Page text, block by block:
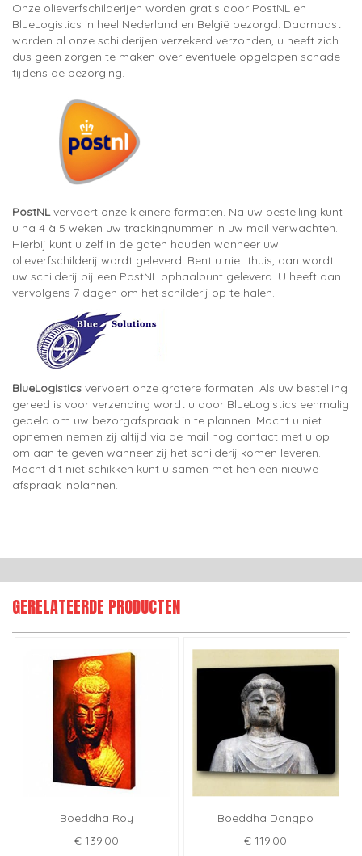
Onze olieverfschilderijen worden gratis door PostNL en
BlueLogistics in heel Nederland en België bezorgd. Daarnaast
worden al onze schilderijen verzekerd verzonden, u heeft zich
dus geen zorgen te maken over eventuele opgelopen schade
tijdens de bezorging.
PostNLvervoert onze kleinere formaten. Na uw bestelling kunt
u na 4 à 5 weken uw trackingnummer in uw mail verwachten.
Hierbij kunt u zelf in de gaten houden wanneer uw
olieverfschilderij wordt geleverd. Bent u niet thuis, dan wordt
uw schilderij bij een PostNL ophaalpunt geleverd. U heeft dan
vervolgens 7 dagen om het schilderij op te halen.
BlueLogistics vervoert onze grotere formaten. Als uw bestelling
gereed is voor verzending wordt u door BlueLogistics eenmalig
gebeld om uw bezorgafspraak in te plannen. Mocht u niet
opnemen nemen zij altijd via de mail nog contact met u op
om aan te geven wanneer zij het schilderij komen leveren.
Mocht dit niet schikken kunt u samen met hen een nieuwe
afspraak inplannen.
GERELATEERDE PRODUCTEN
Boeddha Roy
€ 139.00
Boeddha Dongpo
€ 119.00